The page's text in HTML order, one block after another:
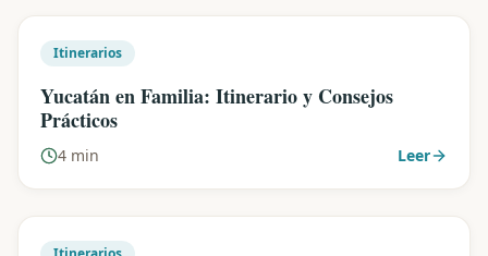
Itinerarios
Yucatán en Familia: Itinerario y Consejos
Prácticos
4 min Leer